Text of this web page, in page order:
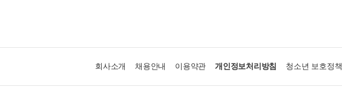
회사소개 채용안내 이용약관 개인정보처리방침 청소년 보호정책